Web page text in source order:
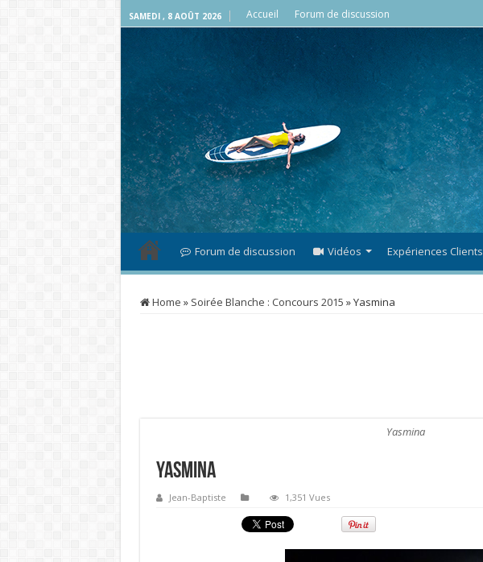
SAMEDI , 8 AOÛT 2026 Accueil Forum de discussion
Forum de discussion Vidéos Expériences Clients
Home » Soirée Blanche : Concours 2015 »Yasmina
Yasmina
Yasmina
Jean-Baptiste 1,351 Vues